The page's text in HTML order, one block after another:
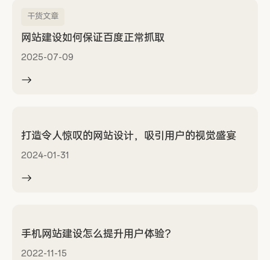
干货文章
网站建设如何保证百度正常抓取
2025-07-09
打造令人惊叹的网站设计，吸引用户的视觉盛宴
2024-01-31
手机网站建设怎么提升用户体验？
2022-11-15